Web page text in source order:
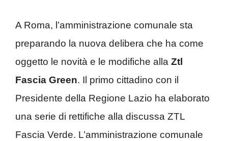
A Roma, l’amministrazione comunale sta
preparando la nuova delibera che ha come
oggetto le novità e le modifiche alla Ztl
Fascia Green. Il primo cittadino con il
Presidente della Regione Lazio ha elaborato
una serie di rettifiche alla discussa ZTL
Fascia Verde. L’amministrazione comunale